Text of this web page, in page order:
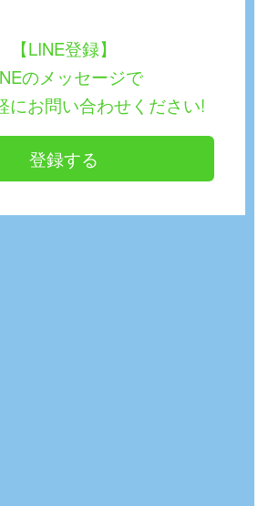
【LINE登録】
のメッセージで
にお問い合わせください!
登録する